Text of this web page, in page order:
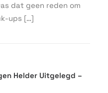
dat geen reden om
ups […]
Helder Uitgelegd –